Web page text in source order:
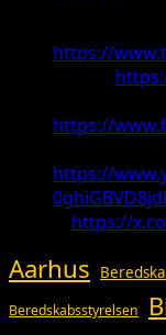
https://
https://
https://
https://
Aarhus
Beredskabsstyrelsen